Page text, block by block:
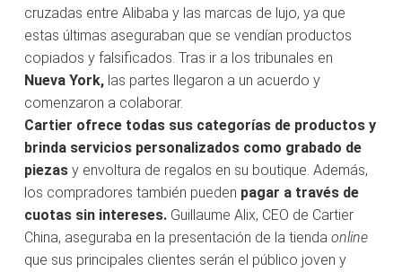
cruzadas entre Alibaba y las marcas de lujo, ya que
estas últimas aseguraban que se vendían productos
copiados y falsificados. Tras ir a los tribunales en
Nueva York, las partes llegaron a un acuerdo y
comenzaron a colaborar.
Cartier ofrece todas sus categorías de productos y
brinda servicios personalizados como grabado de
piezas y envoltura de regalos en su boutique. Además,
los compradores también pueden pagar a través de
cuotas sin intereses. Guillaume Alix, CEO de Cartier
China, aseguraba en la presentación de la tienda online
que sus principales clientes serán el público joven y